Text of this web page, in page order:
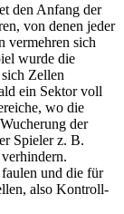
den Anfang der
von denen jeder
vermehren sich
wurde die
Zellen
ein Sektor voll
wo die
der
Spieler z. B.
und die für
also Kontroll-